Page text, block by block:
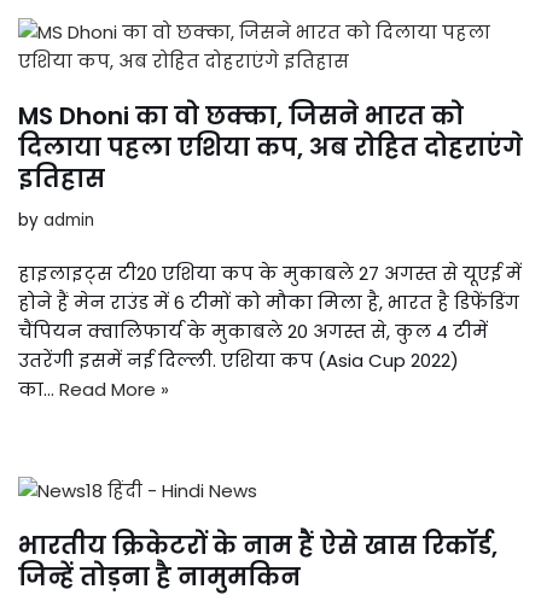
MS Dhoni का वो छक्का, जिसने भारत को
दिलाया पहला एशिया कप, अब रोहित दोहराएंगे
इतिहास
by admin
हाइलाइट्स टी20 एशिया कप के मुकाबले 27 अगस्त से यूएई में
होने हैं मेन राउंड में 6 टीमों को मौका मिला है, भारत है डिफेंडिंग
चैंपियन क्वालिफार्य के मुकाबले 20 अगस्त से, कुल 4 टीमें
उतरेंगी इसमें नई दिल्ली. एशिया कप (Asia Cup 2022)
का… Read More »
भारतीय क्रिकेटरों के नाम हैं ऐसे खास रिकॉर्ड,
जिन्हें तोड़ना है नामुमकिन